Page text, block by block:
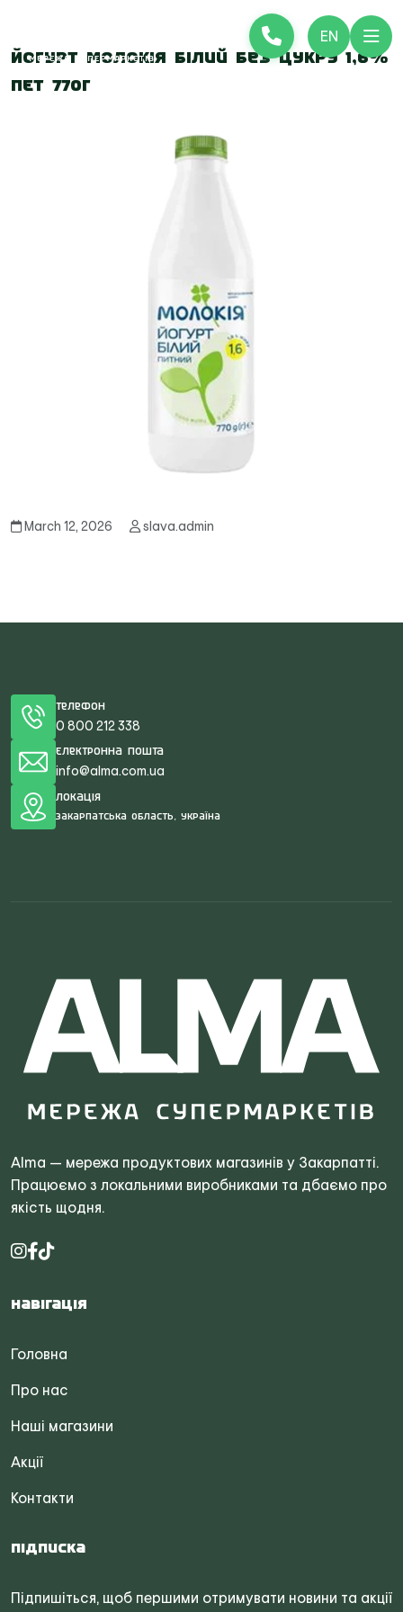
EN
Йогурт Молокія білий без цукру 1,6%
ПЕТ 770г
March 12, 2026 slava.admin
Телефон
0 800 212 338
Електронна пошта
info@alma.com.ua
Локація
Закарпатська область, Україна
Alma — мережа продуктових магазинів у Закарпатті.
Працюємо з локальними виробниками та дбаємо про
якість щодня.
Навігація
Головна
Про нас
Наші магазини
Акції
Контакти
Підписка
Підпишіться, щоб першими отримувати новини та акції